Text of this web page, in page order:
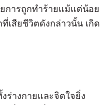
การถูกทำร้ายแม้แต่น้อย
ที่เสียชีวิตดังกล่าวนั้น เกิด
ร่างกายและจิตใจยิ่ง